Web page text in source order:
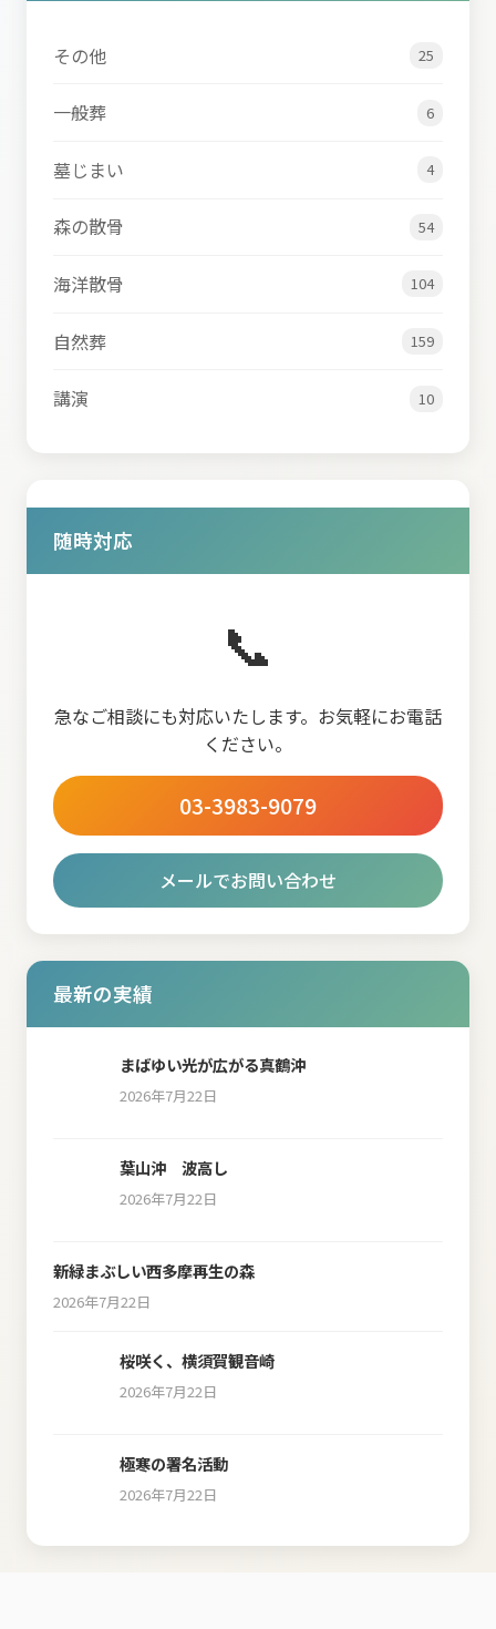
その他 25
一般葬 6
墓じまい 4
森の散骨 54
海洋散骨 104
自然葬 159
講演 10
随時対応
📞
急なご相談にも対応いたします。お気軽にお電話
ください。
03-3983-9079
メールでお問い合わせ
最新の実績
まばゆい光が広がる真鶴沖
2026年7月22日
葉山沖 波高し
2026年7月22日
新緑まぶしい西多摩再生の森
2026年7月22日
桜咲く、横須賀観音崎
2026年7月22日
極寒の署名活動
2026年7月22日